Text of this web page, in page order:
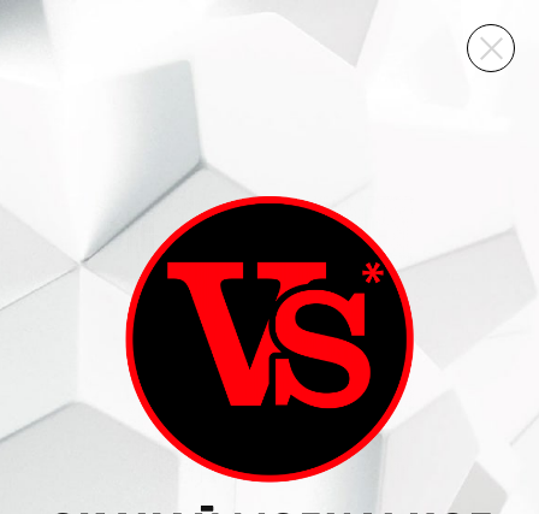
ВИННЫЙ СКЛАД